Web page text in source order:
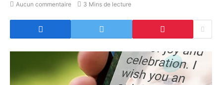
Aucun commentaire
3 Mins de lecture